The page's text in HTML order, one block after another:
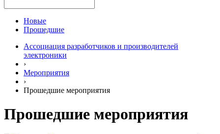
Новые
Прошедшие
Ассоциация разработчиков и производителей
электроники
›
Мероприятия
›
Прошедшие мероприятия
Прошедшие мероприятия